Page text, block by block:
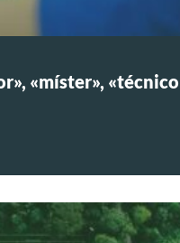
«míster»,